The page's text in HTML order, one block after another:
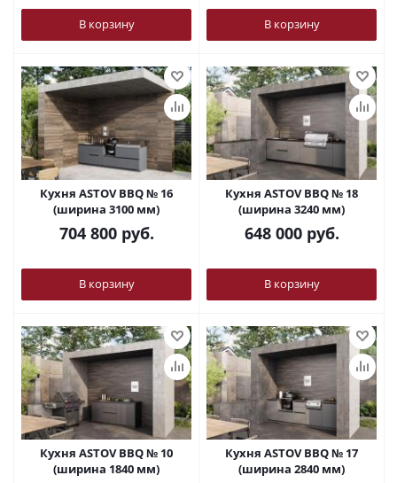
В корзину В корзину
Кухня ASTOV BBQ № 16
(ширина 3100 мм)
704 800руб.
В корзину
Кухня ASTOV BBQ № 18
(ширина 3240 мм)
648 000руб.
В корзину
Кухня ASTOV BBQ № 10
(ширина 1840 мм)
Кухня ASTOV BBQ № 17
(ширина 2840 мм)